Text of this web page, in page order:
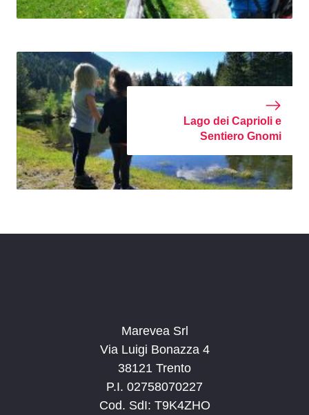
Lago dei Caprioli e
Sentiero Gnomi
Marevea Srl
Via Luigi Bonazza 4
38121 Trento
P.I. 02758070227
Cod. SdI: T9K4ZHO